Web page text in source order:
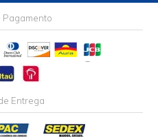
Pagamento
Entrega